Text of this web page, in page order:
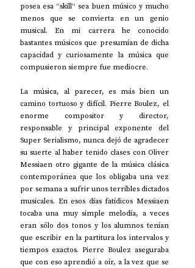
posea esa “skill“ sea buen músico y mucho
menos que se convierta en un genio
musical. En mi carrera he conocido
bastantes músicos que presumían de dicha
capacidad y curiosamente la música que
compusieron siempre fue mediocre.
La música, al parecer, es más bien un
camino tortuoso y difícil. Pierre Boulez, el
enorme compositor y director,
responsable y principal exponente del
Super Serialismo, nunca dejó de agradecer
su suerte al haber tenido clases con Oliver
Messiaen otro gigante de la música clásica
contemporánea que los obligaba una vez
por semana a sufrir unos terribles dictados
musicales. En esos días fatídicos Messiaen
tocaba una muy simple melodía, a veces
eran sólo dos tonos y los alumnos tenían
que escribir en la partitura los intervalos y
tiempos exactos. Pierre Boulez aseguraba
que con eso aprendió a oír, a la vez que se